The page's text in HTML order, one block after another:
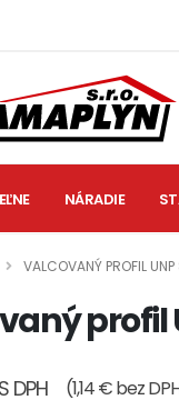
NÁRADIE
VALCOVANÝ PROFIL
profil
S DPH (1,14 € bez